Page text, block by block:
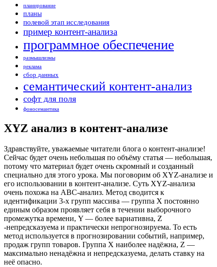
планирование
планы
полевой этап исследования
пример контент-анализа
программное обеспечение
размышлизмы
реклама
сбор данных
семантический контент-анализ
софт для поля
фоносемантика
XYZ анализ в контент-анализе
Здравствуйте, уважаемые читатели блога о контент-анализе!
Сейчас будет очень небольшая по объёму статья — небольшая,
потому что материал будет очень скромный и созданный
специально для этого урока. Мы поговорим об XYZ-анализе и
его использовании в контент-анализе. Суть XYZ-анализа
очень похожа на ABC-анализ. Метод сводится к
идентификации 3-х групп массива — группа X постоянно
единым образом проявляет себя в течении выборочного
промежутка времени, Y — более вариативна, Z
-непредсказуема и практически непрогнозируема. То есть
метод используется в прогнозировании событий, например,
продаж групп товаров. Группа X наиболее надёжна, Z —
максимально ненадёжна и непредсказуема, делать ставку на
неё опасно.